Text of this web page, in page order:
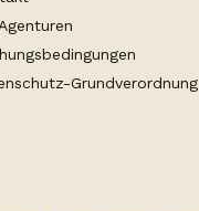
Grundverordnung